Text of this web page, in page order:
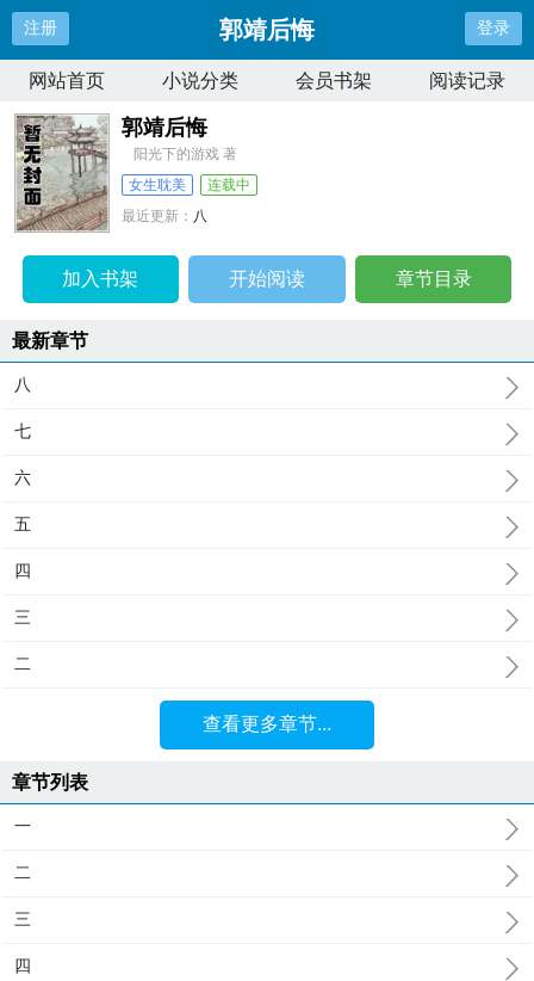
注册 郭靖后悔 登录
网站首页 小说分类 会员书架 阅读记录
郭靖后悔
阳光下的游戏 著
女生耽美
连载中
最近更新： 八
加入书架 开始阅读 章节目录
最新章节
八
七
六
五
四
三
二
查看更多章节...
章节列表
一
二
三
四